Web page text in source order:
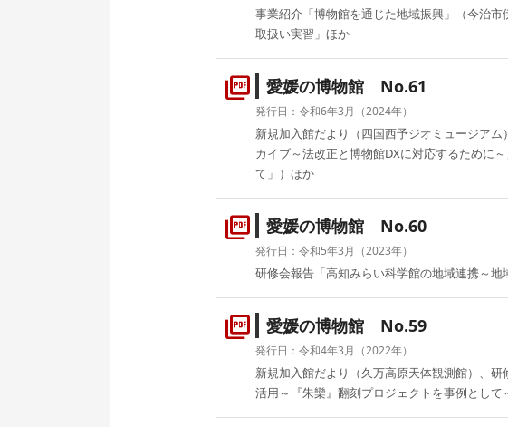
事業紹介「博物館を通じた地域振興」（今治
取扱い実習」ほか
picture_as_pdf 愛媛の博物館 No.61
発行日：令和6年3月（2024年）
新規加入館だより（四国西予ジオミュージア
カイブ～法改正と博物館DXに対応するために
て」）ほか
picture_as_pdf 愛媛の博物館 No.60
発行日：令和5年3月（2023年）
研修会報告「高知みらい科学館の地域連携～
picture_as_pdf 愛媛の博物館 No.59
発行日：令和4年3月（2022年）
新規加入館だより（久万高原天体観測館）、
活用～『朱欒』翻刻プロジェクトを事例として